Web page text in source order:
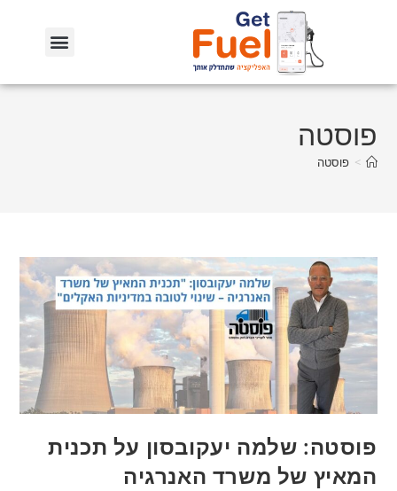
פוסטה
> פוסטה
פוסטה: שלמה יעקובסון על תכנית
המאיץ של משרד האנרגיה